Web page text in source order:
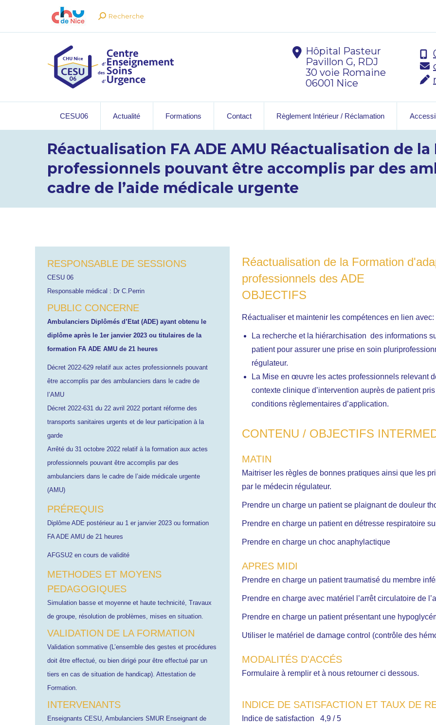
Recherche
Recherche
Hôpital Pasteur
Pavillon G, RDJ
30 voie Romaine
06001 Nice
CESU06 Actualité Formations Contact Règlement Intérieur / Réclamation
Réactualisation FA ADE AMU Réactualisation de
professionnels pouvant être accomplis par des
cadre de l’aide médicale urgente
RESPONSABLE DE SESSIONS
CESU 06
Responsable médical : Dr C.Perrin
PUBLIC CONCERNE
Ambulanciers Diplômés d’Etat (ADE) ayant obtenu le
diplôme après le 1er janvier 2023 ou titulaires de la
formation FA ADE AMU de 21 heures
Décret 2022-629 relatif aux actes professionnels pouvant
être accomplis par des ambulanciers dans le cadre de
l’AMU
Décret 2022-631 du 22 avril 2022 portant réforme des
transports sanitaires urgents et de leur participation à la
garde
Arrêté du 31 octobre 2022 relatif à la formation aux actes
professionnels pouvant être accomplis par des
ambulanciers dans le cadre de l’aide médicale urgente
(AMU)
PRÉREQUIS
Diplôme ADE postérieur au 1 er janvier 2023 ou formation
FA ADE AMU de 21 heures
AFGSU2 en cours de validité
METHODES ET MOYENS
PEDAGOGIQUES
Simulation basse et moyenne et haute technicité, Travaux
de groupe, résolution de problèmes, mises en situation.
VALIDATION DE LA FORMATION
Validation sommative (L’ensemble des gestes et procédures
doit être effectué, ou bien dirigé pour être effectué par un
tiers en cas de situation de handicap). Attestation de
Formation.
INTERVENANTS
Enseignants CESU, Ambulanciers SMUR Enseignant de
Réactualisation de la Formation
professionnels des ADE
OBJECTIFS
Réactualiser et maintenir les compétences en lien avec:
La recherche et la hiérarchisation des informations
patient pour assurer une prise en soin
régulateur.
La Mise en œuvre les actes professionnels relevant
contexte clinique d’intervention auprès de patient
conditions règlementaires d’application.
CONTENU / OBJECTIFS
MATIN
Maitriser les règles de bonnes pratiques ainsi que les
par le médecin régulateur.
Prendre un charge un patient se plaignant de douleur
Prendre en charge un patient en détresse respiratoire
Prendre en charge un choc anaphylactique
APRES MIDI
Prendre en charge un patient traumatisé du membre
Prendre en charge avec matériel l’arrêt circulatoire de
Prendre en charge un patient présentant une
Utiliser le matériel de damage control (contrôle des
MODALITÉS D'ACCÉS
Formulaire à remplir et à nous retourner ci dessous.
INDICE DE SATISFACTION ET TAUX DE
Indice de satisfaction 4,9 / 5